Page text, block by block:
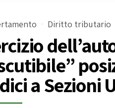
Diritto tributario
a Sezioni